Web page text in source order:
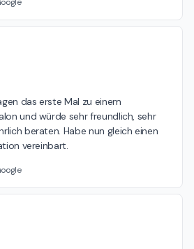
das erste Mal zu einem
und würde sehr freundlich, sehr
beraten. Habe nun gleich einen
vereinbart.